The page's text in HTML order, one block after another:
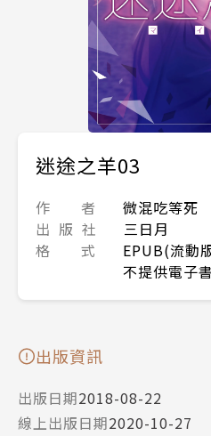
迷途之羊03
作 者
微混吃等死
出 版 社
三日月
格 式
EPUB(流動
不提供電子
出版資訊
出版日期2018-08-22
線上出版日期2020-10-27